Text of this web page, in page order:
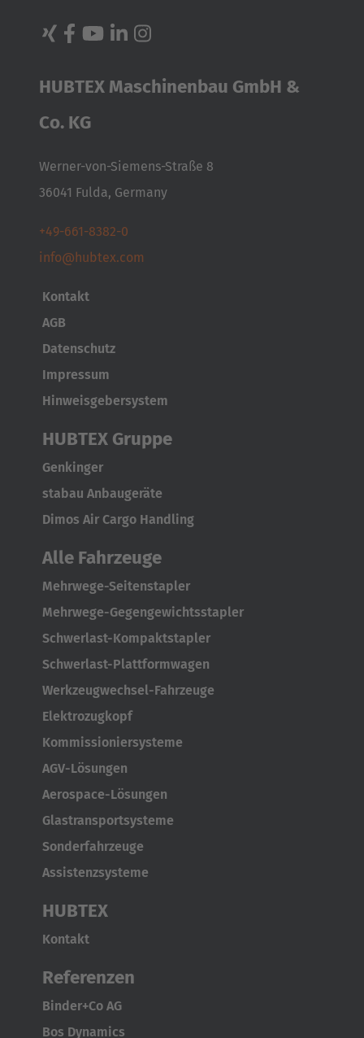
HUBTEX Maschinenbau GmbH &
Co. KG
Werner-von-Siemens-Straße 8
36041 Fulda, Germany
+49-661-8382-0
info@hubtex.com
Kontakt
AGB
Datenschutz
Impressum
Hinweisgebersystem
HUBTEX Gruppe
Genkinger
stabau Anbaugeräte
Dimos Air Cargo Handling
Alle Fahrzeuge
Mehrwege-Seitenstapler
Mehrwege-Gegengewichtsstapler
Schwerlast-Kompaktstapler
Schwerlast-Plattformwagen
Werkzeugwechsel-Fahrzeuge
Elektrozugkopf
Kommissioniersysteme
AGV-Lösungen
Aerospace-Lösungen
Glastransportsysteme
Sonderfahrzeuge
Assistenzsysteme
HUBTEX
Kontakt
Referenzen
Binder+Co AG
Bos Dynamics